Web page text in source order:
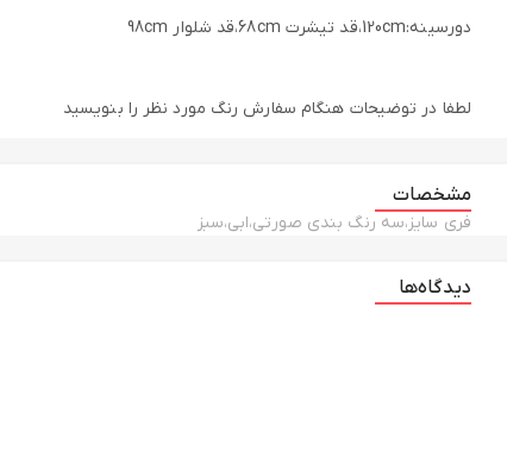
دورسینه:120cm،قد تیشرت 68cm،قد شلوار 98cm
لطفا در ‌توضیحات هنگام سفارش رنگ مورد نظر را بنویسید
مشخصات
فري سايز،سه رنگ بندي صورتي،ابي،سبز
دیدگاه‌ها